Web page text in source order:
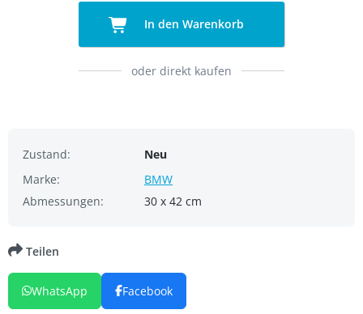
In den Warenkorb
oder direkt kaufen
Zustand:
Neu
Marke:
BMW
Abmessungen:
30 x 42 cm
Teilen
WhatsApp Facebook